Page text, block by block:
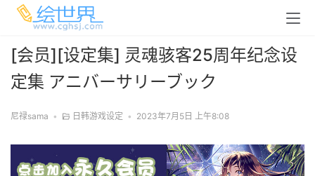
[会员][设定集] 灵魂骇客25周年纪念设
定集 アニバーサリーブック
尼禄sama • 日韩游戏设定 • 2023年7月5日 上午8:08